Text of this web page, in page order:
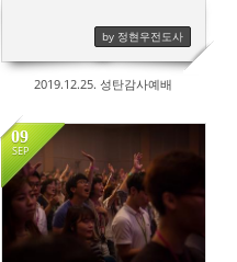
by 정현우전도사
2019.12.25. 성탄감사예배
09
SEP
712